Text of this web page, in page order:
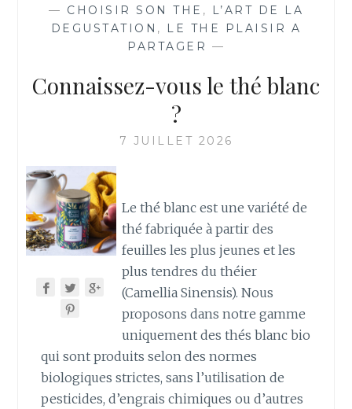
— CHOISIR SON THE ,
L’ART DE LA
DEGUSTATION , LE THE PLAISIR A
PARTAGER —
Connaissez-vous le thé blanc
?
7 JUILLET 2026
Le thé blanc est une variété de
thé fabriquée à partir des
feuilles les plus jeunes et les
plus tendres du théier
(Camellia Sinensis). Nous
proposons dans notre gamme
uniquement des thés blanc bio
qui sont produits selon des normes
biologiques strictes, sans l’utilisation de
pesticides, d’engrais chimiques ou d’autres